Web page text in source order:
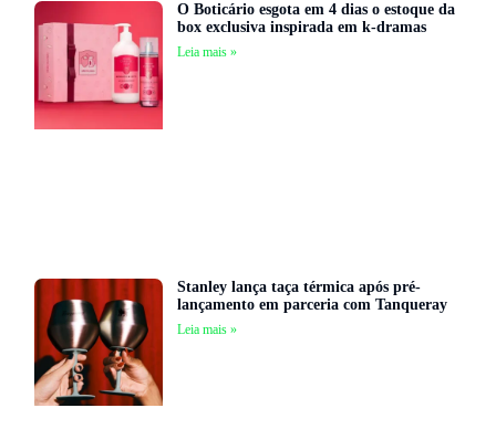
O Boticário esgota em 4 dias o estoque da
box exclusiva inspirada em k-dramas
Leia mais »
Stanley lança taça térmica após pré-
lançamento em parceria com Tanqueray
Leia mais »